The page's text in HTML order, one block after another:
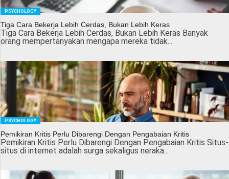
PSYCHOLOGY
Tiga Cara Bekerja Lebih Cerdas, Bukan Lebih Keras
Tiga Cara Bekerja Lebih Cerdas, Bukan Lebih Keras Banyak
orang mempertanyakan mengapa mereka tidak...
PSYCHOLOGY
Pemikiran Kritis Perlu Dibarengi Dengan Pengabaian Kritis
Pemikiran Kritis Perlu Dibarengi Dengan Pengabaian Kritis Situs-
situs di internet adalah surga sekaligus neraka...